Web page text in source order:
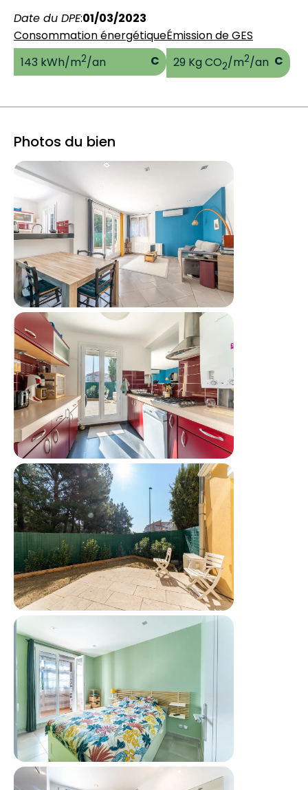
Date du DPE:01/03/2023
Consommation énergétique
143 kWh/m2/an C
Émission de GES
29 Kg CO2/m2/an C
Photos du bien